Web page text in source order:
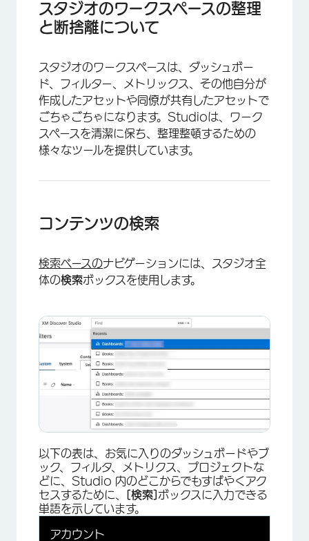
コンテンツの検索
によるホームページのカスタマイズ
ダッシュボードにアクティブタイトルを使用する
メトリクスとフィルタに明確な名前をつける
資産のラベリング
スタジオのワークスペースの整理
と断捨離について
スタジオのワークスペースは、ダッシュボー
ド、フィルター、メトリックス、その他自分が
作成したアセットや同僚が共有したアセットで
ごちゃごちゃになります。Studioは、ワーク
スペースを清潔に保ち、整理整頓するための
様々なツールを提供しています。
コンテンツの検索
検索ベースのナビゲーションには、スタジオ全
体の検索ボックスを使用します。
以下の表は、お気に入りのダッシュボードやブ
ック、フィルタ、メトリクス、プロジェクトな
どに、Studio 内のどこからでもすばやくアク
セスするために、
[検索] ボックスに入力できる
単語を示しています。
アカウント